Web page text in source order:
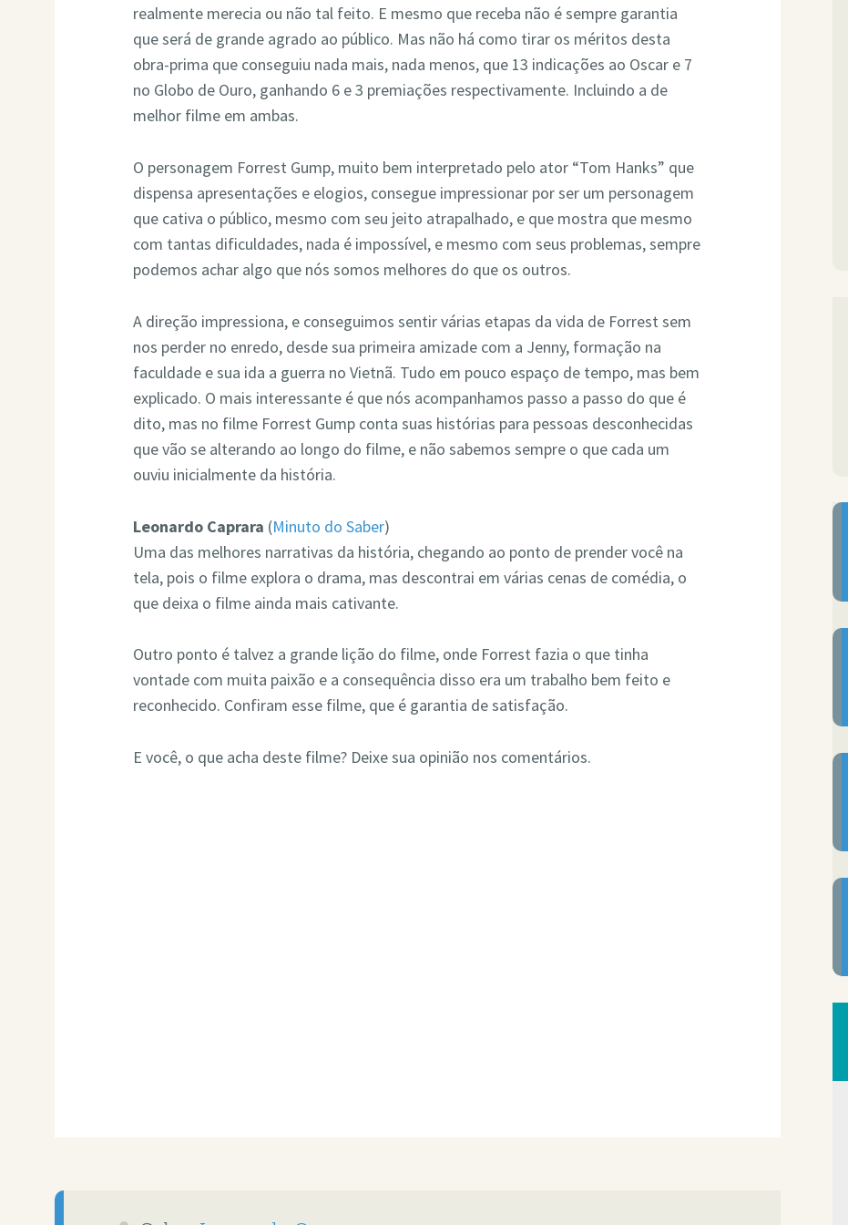
realmente merecia ou não tal feito. E mesmo que receba não é sempre garantia
que será de grande agrado ao público. Mas não há como tirar os méritos desta
obra-prima que conseguiu nada mais, nada menos, que 13 indicações ao Oscar e 7
no Globo de Ouro, ganhando 6 e 3 premiações respectivamente. Incluindo a de
melhor filme em ambas.
O personagem Forrest Gump, muito bem interpretado pelo ator “Tom Hanks” que
dispensa apresentações e elogios, consegue impressionar por ser um personagem
que cativa o público, mesmo com seu jeito atrapalhado, e que mostra que mesmo
com tantas dificuldades, nada é impossível, e mesmo com seus problemas, sempre
podemos achar algo que nós somos melhores do que os outros.
A direção impressiona, e conseguimos sentir várias etapas da vida de Forrest sem
nos perder no enredo, desde sua primeira amizade com a Jenny, formação na
faculdade e sua ida a guerra no Vietnã. Tudo em pouco espaço de tempo, mas bem
explicado. O mais interessante é que nós acompanhamos passo a passo do que é
dito, mas no filme Forrest Gump conta suas histórias para pessoas desconhecidas
que vão se alterando ao longo do filme, e não sabemos sempre o que cada um
ouviu inicialmente da história.
Leonardo Caprara (Minuto do Saber)
Uma das melhores narrativas da história, chegando ao ponto de prender você na
tela, pois o filme explora o drama, mas descontrai em várias cenas de comédia, o
que deixa o filme ainda mais cativante.
Outro ponto é talvez a grande lição do filme, onde Forrest fazia o que tinha
vontade com muita paixão e a consequência disso era um trabalho bem feito e
reconhecido. Confiram esse filme, que é garantia de satisfação.
E você, o que acha deste filme? Deixe sua opinião nos comentários.